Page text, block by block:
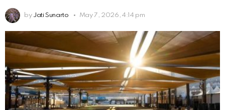
by Jati Sunarto May 7, 2026, 4:14 pm